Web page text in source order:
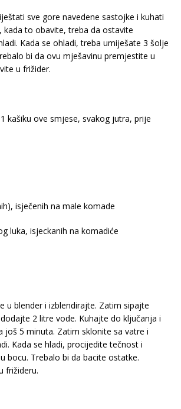
sve gore navedene sastojke i kuhati
kada to obavite, treba da ostavite
Kada se ohladi, treba umiješate 3 šolje
bi da ovu mješavinu premjestite u
u frižider.
kašiku ove smjese, svakog jutra, prije
isječenih na male komade
luka, isjeckanih na komadiće
u blender i izblendirajte. Zatim sipajte
2 litre vode. Kuhajte do ključanja i
još 5 minuta. Zatim sklonite sa vatre i
Kada se hladi, procijedite tečnost i
bocu. Trebalo bi da bacite ostatke.
frižideru.